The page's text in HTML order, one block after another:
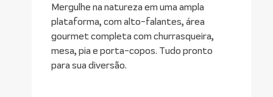
A proteção perfeita para os dias de sol e
com plus: iluminação dinâmica em LED e
mais alto-falantes